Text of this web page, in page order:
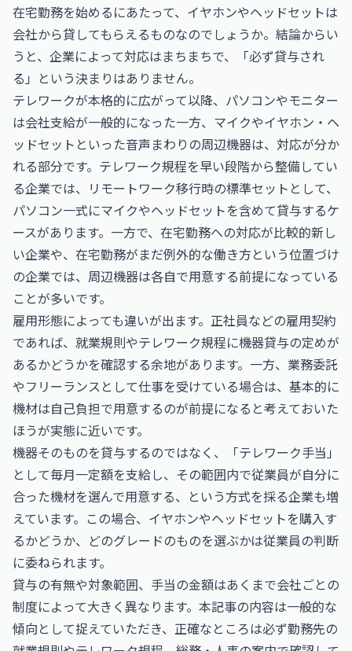
在宅勤務を始めるにあたって、イヤホンやヘッドセットは
会社から貸してもらえるものなのでしょうか。結論からい
うと、企業によって対応はまちまちで、「必ず貸与され
る」という決まりはありません。
テレワークが本格的に広がって以降、パソコンやモニター
は会社支給が一般的になった一方、マイクやイヤホン・ヘ
ッドセットといった音声まわりの周辺機器は、対応が分か
れる部分です。テレワーク規程を早い段階から整備してい
る企業では、リモートワーク移行時の標準セットとして、
パソコン一式にマイクやヘッドセットを含めて貸与するケ
ースがあります。一方で、在宅勤務への対応が比較的新し
い企業や、在宅勤務がまだ例外的な働き方という位置づけ
の企業では、周辺機器は各自で用意する前提になっている
ことが多いです。
雇用形態によっても違いが出ます。正社員などの雇用契約
であれば、就業規則やテレワーク規程に機器貸与の定めが
あるかどうかを確認する余地があります。一方、業務委託
やフリーランスとして仕事を受けている場合は、基本的に
機材は自己負担で用意するのが前提になると考えておいた
ほうが実態に近いです。
機器そのものを貸与するのではなく、「テレワーク手当」
として毎月一定額を支給し、その範囲内で従業員が自分に
合った機材を選んで用意する、という方式を採る企業も増
えています。この場合、イヤホンやヘッドセットを購入す
るかどうか、どのグレードのものを選ぶかは従業員の判断
に委ねられます。
貸与の有無や対象範囲、手当の金額はあくまで会社ごとの
制度によって大きく異なります。本記事の内容は一般的な
傾向として捉えていただき、正確なところは必ず勤務先の